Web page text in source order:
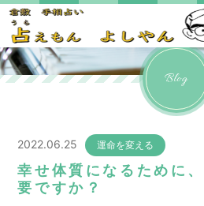
Blog
2022.06.25 運命を変える
幸せ体質になるために
要ですか？